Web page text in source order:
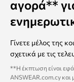
αγορά**
Γίνετε μέλος της
σχετικά με τις
**Η έκπτωση είναι
ANSWEAR.com.cy και